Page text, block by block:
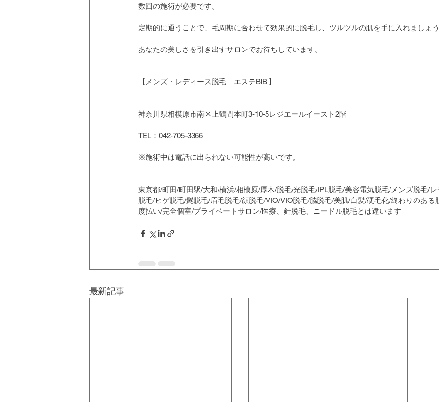
数回の施術が必要です。
定期的に通うことで、毛周期に合わせて効果的に脱毛し、ツルツルの肌を手に入れましょう
あなたの美しさを引き出すサロンでお待ちしています。
【メンズ・レディース脱毛　エステBiBi】
神奈川県相模原市南区上鶴間本町3-10-5レジエールイースト2階
TEL：042-705-3366
※施術中は電話に出られない可能性が高いです。
東京都/町田/町田駅/大和/横浜/相模原/厚木/脱毛/光脱毛/IPL脱毛/美容電気脱毛/メンズ脱毛/
脱毛/ヒゲ脱毛/髭脱毛/眉毛脱毛/顔脱毛/VIO/VIO脱毛/脇脱毛/美肌/白髪/硬毛化/終わりのある
度払い/完全個室/プライベートサロン/医療、針脱毛、ニードル脱毛とは違います
最新記事